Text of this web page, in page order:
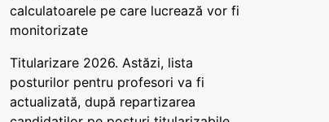
calculatoarele pe care lucrează vor fi
monitorizate
Titularizare 2026. Astăzi, lista
posturilor pentru profesori va fi
actualizată, după repartizarea